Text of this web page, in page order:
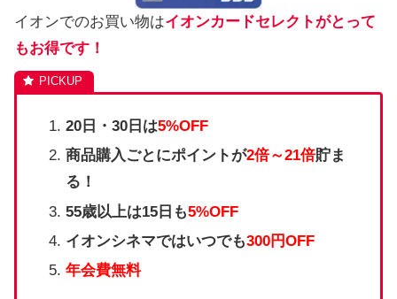
イオンでのお買い物はイオンカードセレクトがとって
もお得です！
20日・30日は5%OFF
商品購入ごとにポイントが2倍～21倍貯ま
る！
55歳以上は15日も5%OFF
イオンシネマではいつでも300円OFF
年会費無料